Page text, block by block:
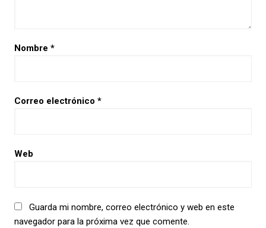
Nombre *
Correo electrónico *
Web
Guarda mi nombre, correo electrónico y web en este
navegador para la próxima vez que comente.